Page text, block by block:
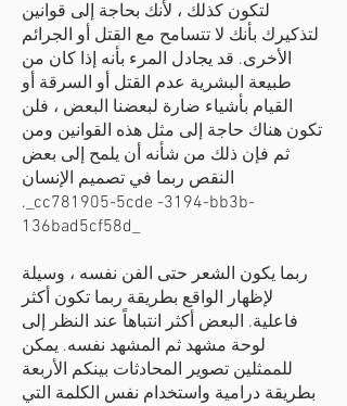
لتكون كذلك ، لأنك بحاجة إلى قوانين
لتذكيرك بأنك لا تتسامح مع القتل أو الجرائم
الأخرى. قد يجادل المرء بأنه إذا كان من
طبيعة البشرية عدم القتل أو السرقة أو
القيام بأشياء ضارة لبعضنا البعض ، فلن
تكون هناك حاجة إلى مثل هذه القوانين ومن
ثم فإن ذلك من شأنه أن يلمح إلى بعض
النقص ربما في تصميم الإنسان
._cc781905-5cde -3194-bb3b-
136bad5cf58d_
ربما يكون الشعر حتى الفن نفسه ، وسيلة
لإظهار الواقع بطريقة ربما تكون أكثر
فاعلية. البعض أكثر انتباهاً عند النظر إلى
لوحة مشهد ثم المشهد نفسه. يمكن
للممثلين تصوير المحادثات بينكم الأربعة
بطريقة درامية واستخدام نفس الكلمة التي